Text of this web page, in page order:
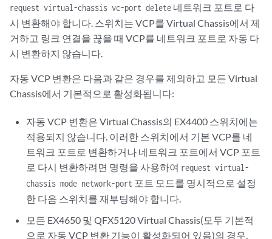
request virtual-chassis vc-port delete 네트워크 포트로 다
시 변환해야 합니다. 스위치는 VCP를 Virtual Chassis에서 제
거하고 링크 연결을 끊을 때 VCP를 네트워크 포트로 자동 다
시 변환하지 않습니다.
자동 VCP 변환은 다음과 같은 경우를 제외하고 모든 Virtual
Chassis에서 기본적으로 활성화됩니다:
자동 VCP 변환은 Virtual Chassis의 EX4400 스위치에는
적용되지 않습니다. 이러한 스위치에서 기본 VCP를 네
트워크 포트로 변환하거나 네트워크 포트에서 VCP 포트
로 다시 변환하려면 명령을 사용하여 request virtual-
chassis mode network-port 포트 모드를 명시적으로 설정
한 다음 스위치를 재부팅해야 합니다.
모든 EX4650 및 QFX5120 Virtual Chassis(모두 기본적
으로 자동 VCP 변환 기능이 활성화되어 있음)의 경우,